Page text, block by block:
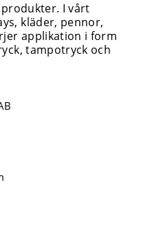
I vårt
kläder, pennor,
applikation i form
tampotryck och